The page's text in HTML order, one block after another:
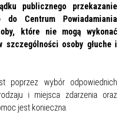
publicznego przekazanie
do Centrum Powiadamiania
które nie mogą wykonać
szczególności osoby głuche i
poprzez wybór odpowiednich
i miejsca zdarzenia oraz
jest konieczna.